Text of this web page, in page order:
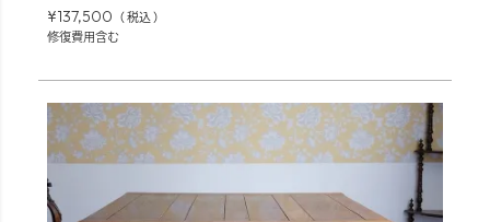
¥137,500
税込
修復費用含む